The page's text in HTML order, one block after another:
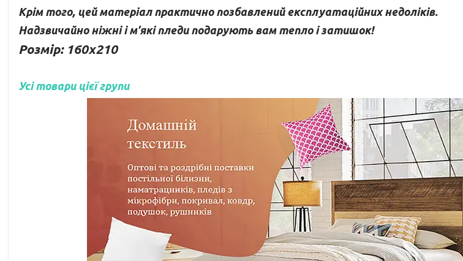
Крім того, цей матеріал практично позбавлений експлуатаційних недоліків.
Надзвичайно ніжні і м’які пледи подарують вам тепло і затишок!
Розмір: 160х210
Усі товари цієї групи